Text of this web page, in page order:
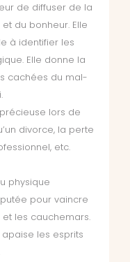
de diffuser de la
du bonheur. Elle
à identifier les
Elle donne la
cachées du mal-
lors de
divorce, la perte
etc.
physique
pour vaincre
les cauchemars.
les esprits